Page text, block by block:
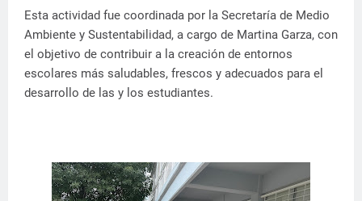
Esta actividad fue coordinada por la Secretaría de Medio
Ambiente y Sustentabilidad, a cargo de Martina Garza, con
el objetivo de contribuir a la creación de entornos
escolares más saludables, frescos y adecuados para el
desarrollo de las y los estudiantes.